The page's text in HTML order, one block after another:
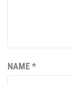
NAME*